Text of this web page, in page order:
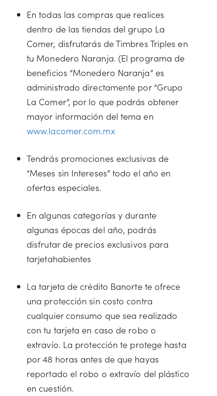
En todas las compras que realices
dentro de las tiendas del grupo La
Comer, disfrutarás de Timbres Triples en
tu Monedero Naranja. (El programa de
beneficios “Monedero Naranja” es
administrado directamente por “Grupo
La Comer”, por lo que podrás obtener
mayor información del tema en
www.lacomer.com.mx
Tendrás promociones exclusivas de
“Meses sin Intereses” todo el año en
ofertas especiales.
En algunas categorías y durante
algunas épocas del año, podrás
disfrutar de precios exclusivos para
tarjetahabientes
La tarjeta de crédito Banorte te ofrece
una protección sin costo contra
cualquier consumo que sea realizado
con tu tarjeta en caso de robo o
extravío. La protección te protege hasta
por 48 horas antes de que hayas
reportado el robo o extravío del plástico
en cuestión.